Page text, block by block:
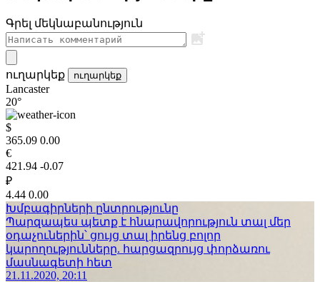
Գրել մեկնաբանություն
ուղարկեք ուղարկեք
Lancaster
20°
$
365.09 0.00
€
421.94 -0.07
₽
4.44 0.00
Խմբագիրների ընտրությունը
Պարզապես պետք է հնարավորություն տալ մեր
օդաչուներին՝ ցույց տալ իրենց բոլոր
կարողությունները. հարցազրույց փորձառու
մասնագետի հետ
21.11.2020, 20:11